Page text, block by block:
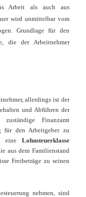
Arbeit als auch aus
wird unmittelbar vom
Grundlage für den
die der Arbeitnehmer
allerdings ist der
und Abführen der
Finanzamt
für den Arbeitgeber zu
eine Lohnsteuerklasse
aus dem Familienstand
Freibeträge zu seinen
nehmen, sind